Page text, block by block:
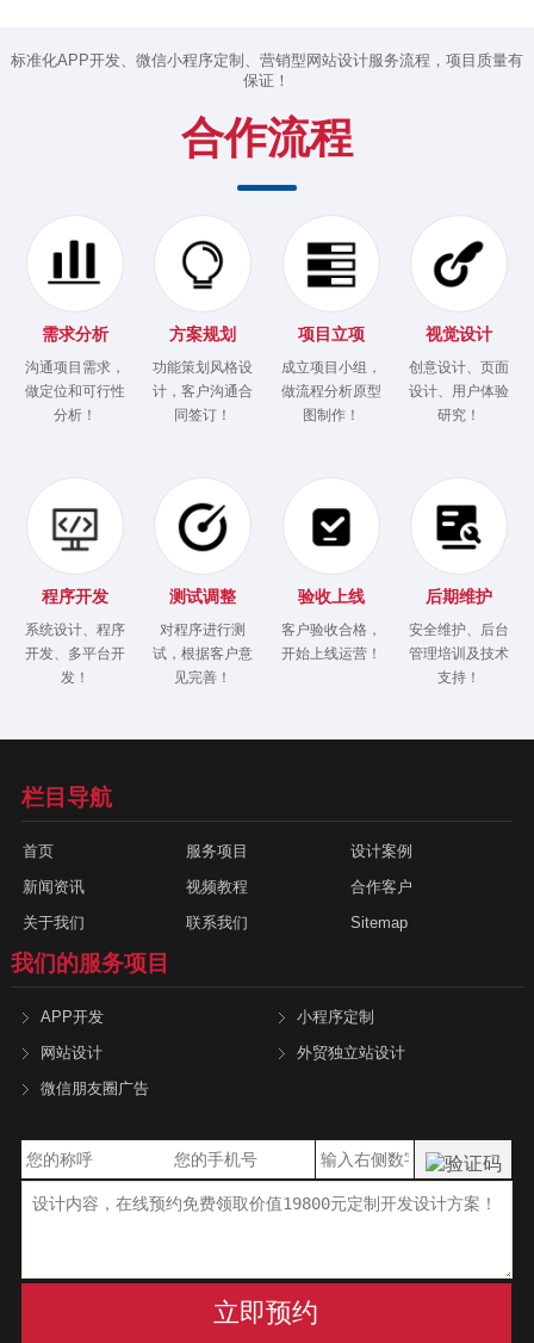
标准化APP开发、微信小程序定制、营销型网站设计服务流程，项目质量有
保证！
合作流程
需求分析
沟通项目需求，
做定位和可行性
分析！
方案规划
功能策划风格设
计，客户沟通合
同签订！
项目立项
成立项目小组，
做流程分析原型
图制作！
视觉设计
创意设计、页面
设计、用户体验
研究！
程序开发
系统设计、程序
开发、多平台开
发！
测试调整
对程序进行测
试，根据客户意
见完善！
验收上线
客户验收合格，
开始上线运营！
后期维护
安全维护、后台
管理培训及技术
支持！
栏目导航
首页 服务项目
设计案例
新闻资讯
视频教程
合作客户
关于我们
联系我们 Sitemap
我们的服务项目
APP开发
小程序定制
网站设计
外贸独立站设计
微信朋友圈广告